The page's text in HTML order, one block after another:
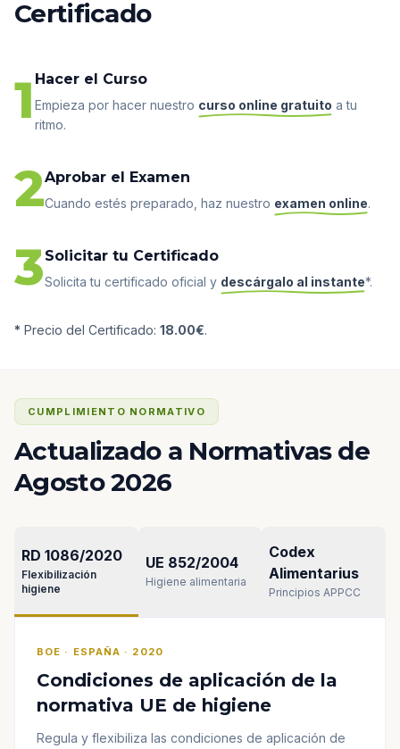
Certificado
1 Hacer el Curso
Empieza por hacer nuestro curso online gratuito a tu
ritmo.
2Aprobar el Examen
Cuando estés preparado, haz nuestro examen online.
3Solicitar tu Certificado
Solicita tu certificado oficial y descárgalo al instante*.
* Precio del Certificado: 18.00€.
CUMPLIMIENTO NORMATIVO
Actualizado a Normativas de
Agosto 2026
RD 1086/2020
Flexibilización
higiene
UE 852/2004
Higiene alimentaria
Codex
Alimentarius
Principios APPCC
BOE · ESPAÑA · 2020
Condiciones de aplicación de la
normativa UE de higiene
Regula y flexibiliza las condiciones de aplicación de